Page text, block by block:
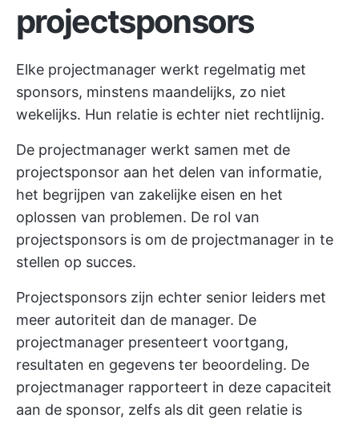
projectsponsors
Elke projectmanager werkt regelmatig met
sponsors, minstens maandelijks, zo niet
wekelijks. Hun relatie is echter niet rechtlijnig.
De projectmanager werkt samen met de
projectsponsor aan het delen van informatie,
het begrijpen van zakelijke eisen en het
oplossen van problemen. De rol van
projectsponsors is om de projectmanager in te
stellen op succes.
Projectsponsors zijn echter senior leiders met
meer autoriteit dan de manager. De
projectmanager presenteert voortgang,
resultaten en gegevens ter beoordeling. De
projectmanager rapporteert in deze capaciteit
aan de sponsor, zelfs als dit geen relatie is